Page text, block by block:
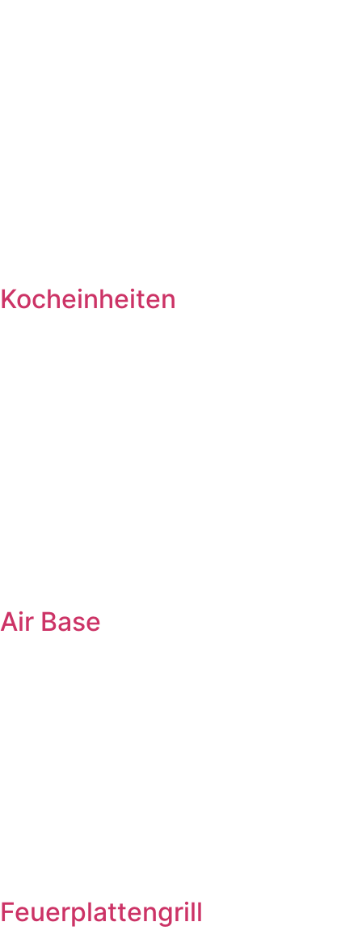
Kocheinheiten
Air Base
Feuerplattengrill